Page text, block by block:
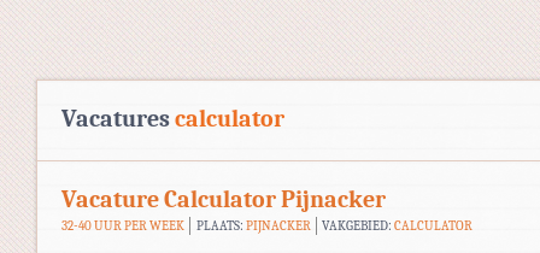
Vacaturescalculator
Vacature Calculator Pijnacker
32-40 UUR PER WEEK PLAATS: PIJNACKER VAKGEBIED:CALCULATOR